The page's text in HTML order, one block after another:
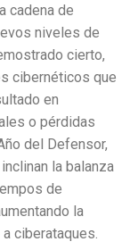
cadena de
niveles de
cierto,
cibernéticos que
en
o pérdidas
del Defensor,
la balanza
de
la
ciberataques.